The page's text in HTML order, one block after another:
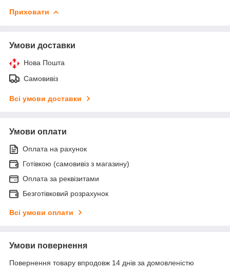
Приховати
Умови доставки
Нова Пошта
Самовивіз
Всі умови доставки
Умови оплати
Оплата на рахунок
Готівкою (самовивіз з магазину)
Оплата за реквізитами
Безготівковий розрахунок
Всі умови оплати
Умови повернення
Повернення товару впродовж 14 днів за домовленістю